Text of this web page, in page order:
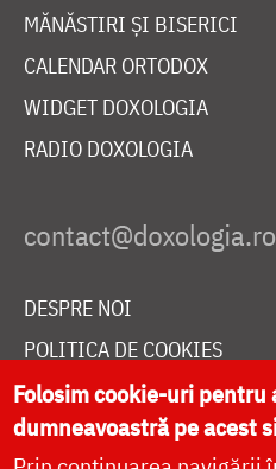
MĂNĂSTIRI ȘI BISERICI
CALENDAR ORTODOX
WIDGET DOXOLOGIA
RADIO DOXOLOGIA
DESPRE NOI
POLITICA DE COOKIES
DONEAZĂ ONLINE PENTRU
Folosim cookie-uri
dumneavoastră pe acest